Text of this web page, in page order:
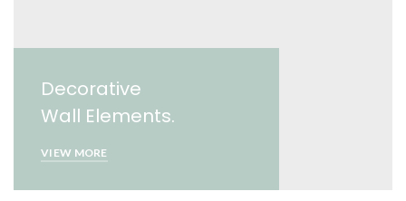
Decorative
Wall Elements.
VIEW MORE